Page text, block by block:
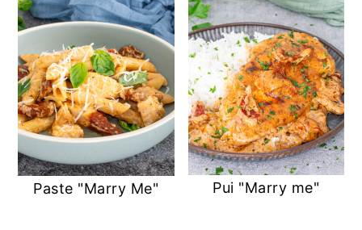
Paste "Marry Me" Pui "Marry me"